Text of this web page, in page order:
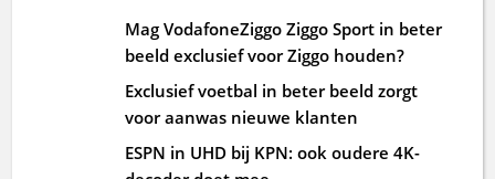
Mag VodafoneZiggo Ziggo Sport in beter
beeld exclusief voor Ziggo houden?
Exclusief voetbal in beter beeld zorgt
voor aanwas nieuwe klanten
ESPN in UHD bij KPN: ook oudere 4K-